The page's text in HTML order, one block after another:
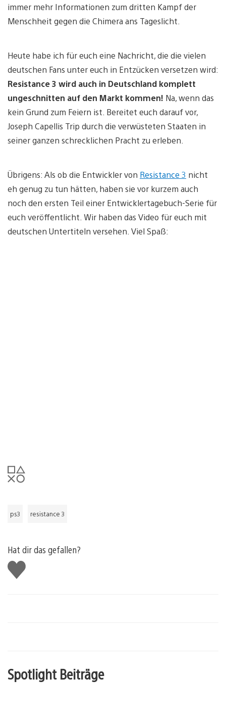
immer mehr Informationen zum dritten Kampf der
Menschheit gegen die Chimera ans Tageslicht.
Heute habe ich für euch eine Nachricht, die die vielen
deutschen Fans unter euch in Entzücken versetzen wird:
Resistance 3 wird auch in Deutschland komplett
ungeschnitten auf den Markt kommen! Na, wenn das
kein Grund zum Feiern ist. Bereitet euch darauf vor,
Joseph Capellis Trip durch die verwüsteten Staaten in
seiner ganzen schrecklichen Pracht zu erleben.
Übrigens: Als ob die Entwickler von Resistance 3 nicht
eh genug zu tun hätten, haben sie vor kurzem auch
noch den ersten Teil einer Entwicklertagebuch-Serie für
euch veröffentlicht. Wir haben das Video für euch mit
deutschen Untertiteln versehen. Viel Spaß:
ps3 resistance 3
Hat dir das gefallen?
Gefällt
mir
Spotlight Beiträge